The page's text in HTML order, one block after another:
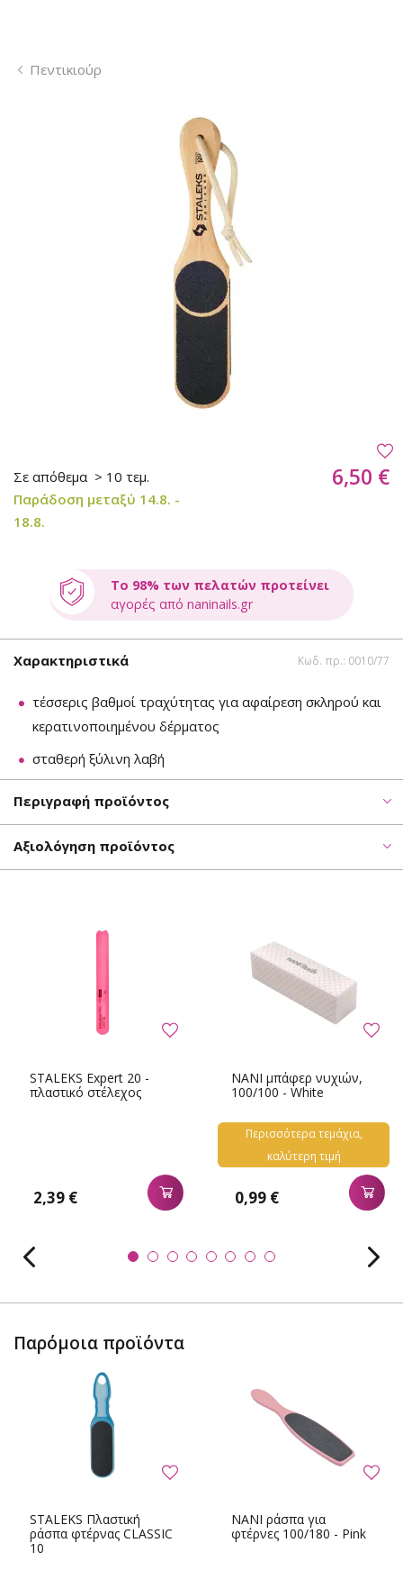
Πεντικιούρ
Σε απόθεμα > 10 τεμ.
Παράδοση μεταξύ 14.8. -
18.8.
6,50 €
Το 98% των πελατών προτείνει
αγορές από naninails.gr
Χαρακτηριστικά Κωδ. πρ.: 0010/77
τέσσερις βαθμοί τραχύτητας για αφαίρεση σκληρού και
κερατινοποιημένου δέρματος
σταθερή ξύλινη λαβή
Περιγραφή προϊόντος
Αξιολόγηση προϊόντος
STALEKS Expert 20 -
πλαστικό στέλεχος
2,39 €
NANI μπάφερ νυχιών,
100/100 - White
Περισσότερα τεμάχια,
καλύτερη τιμή
0,99 €
Παρόμοια προϊόντα
STALEKS Πλαστική
ράσπα φτέρνας CLASSIC
10
NANI ράσπα για
φτέρνες 100/180 - Pink